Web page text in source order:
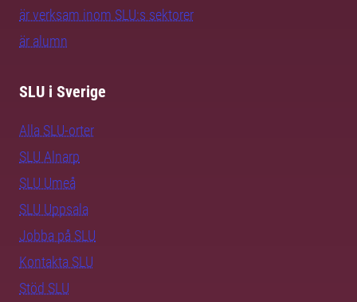
är verksam inom SLU:s sektorer
är alumn
SLU i Sverige
Alla SLU-orter
SLU Alnarp
SLU Umeå
SLU Uppsala
Jobba på SLU
Kontakta SLU
Stöd SLU